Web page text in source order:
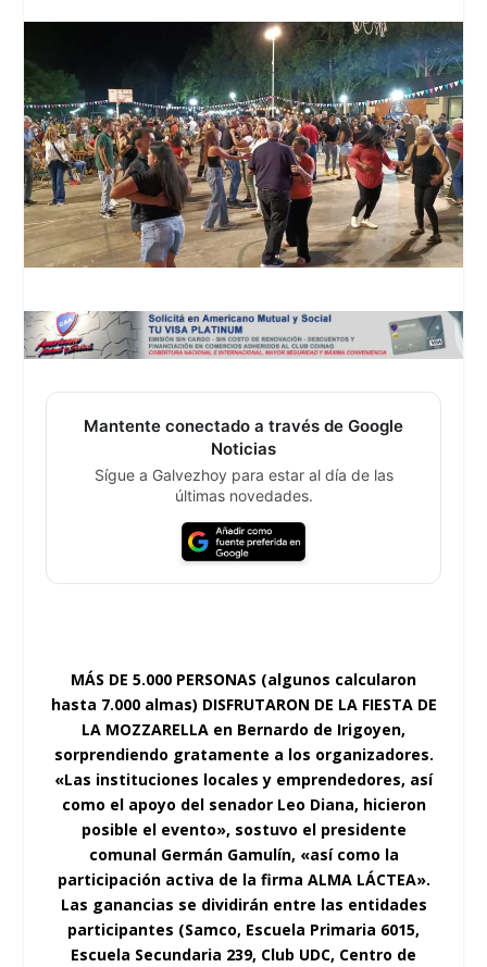
Mantente conectado a través de Google
Noticias
Sígue a Galvezhoy para estar al día de las
últimas novedades.
MÁS DE 5.000 PERSONAS (algunos calcularon
hasta 7.000 almas) DISFRUTARON DE LA FIESTA DE
LA MOZZARELLA en Bernardo de Irigoyen,
sorprendiendo gratamente a los organizadores.
«Las instituciones locales y emprendedores, así
como el apoyo del senador Leo Diana, hicieron
posible el evento», sostuvo el presidente
comunal Germán Gamulín, «así como la
participación activa de la firma ALMA LÁCTEA».
Las ganancias se dividirán entre las entidades
participantes (Samco, Escuela Primaria 6015,
Escuela Secundaria 239, Club UDC, Centro de